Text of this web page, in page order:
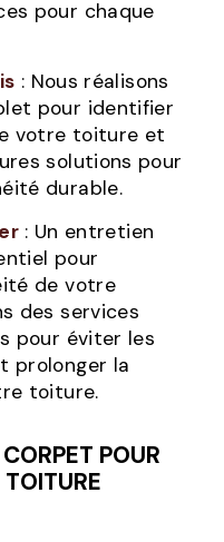
pour chaque
: Nous réalisons
pour identifier
votre toiture et
solutions pour
durable.
: Un entretien
pour
de votre
des services
pour éviter les
prolonger la
toiture.